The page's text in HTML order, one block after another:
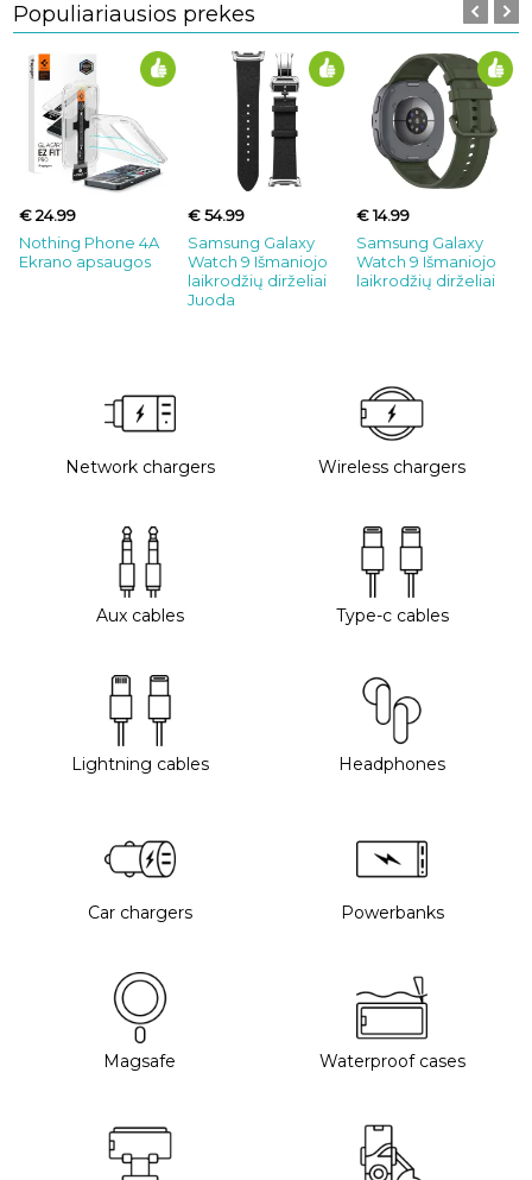
Populiariausios prekes
€ 24.99
Nothing Phone 4A
Ekrano apsaugos
€ 54.99
Samsung Galaxy
Watch 9 Išmaniojo
laikrodžių dirželiai
Juoda
€ 14.99
Samsung Galaxy
Watch 9 Išmaniojo
laikrodžių dirželiai
Network chargers Wireless chargers
Aux cables Type-c cables
Lightning cables Headphones
Car chargers Powerbanks
Magsafe Waterproof cases